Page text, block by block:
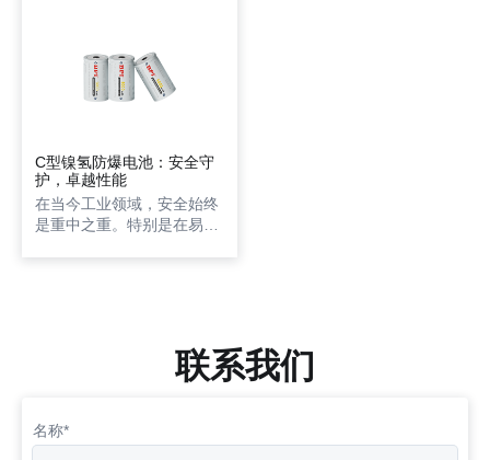
C型镍氢防爆电池：安全守
护，卓越性能
在当今工业领域，安全始终
是重中之重。特别是在易燃
型镍氢防爆电池。这款电池
不仅继承了镍氢电池的诸多
境下的可靠能源解决方案。
联系我们
名称*